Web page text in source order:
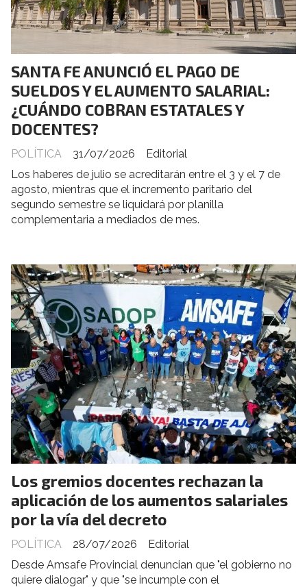
SANTA FE ANUNCIÓ EL PAGO DE
SUELDOS Y EL AUMENTO SALARIAL:
¿CUÁNDO COBRAN ESTATALES Y
DOCENTES?
Editorial
POLÍTICA
31/07/2026
Los haberes de julio se acreditarán entre el 3 y el 7 de
agosto, mientras que el incremento paritario del
segundo semestre se liquidará por planilla
complementaria a mediados de mes.
Los gremios docentes rechazan la
aplicación de los aumentos salariales
por la vía del decreto
Editorial
POLÍTICA
28/07/2026
Desde Amsafe Provincial denuncian que "el gobierno no
quiere dialogar" y que "se incumple con el